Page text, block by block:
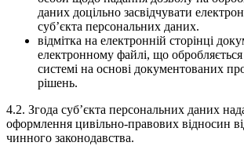
даних доцільно засвідчувати
суб’єкта персональних даних.
відмітка на електронній сторінці
електронному файлі, що
системі на основі документованих
рішень.
4.2. Згода суб’єкта персональних даних
оформлення цивільно-правових відносин
чинного законодавства.